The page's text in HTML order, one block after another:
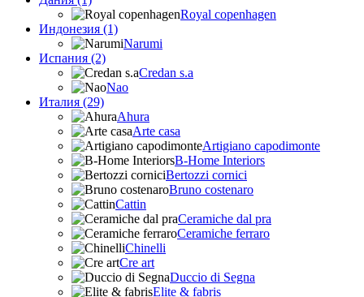
Royal copenhagen
Индонезия (1)
Narumi
Испания (2)
Credan s.a
Nao
Италия (29)
Ahura
Arte casa
Artigiano capodimonte
B-Home Interiors
Bertozzi cornici
Bruno costenaro
Cattin
Ceramiche dal pra
Ceramiche ferraro
Chinelli
Cre art
Duccio di Segna
Elite & fabris